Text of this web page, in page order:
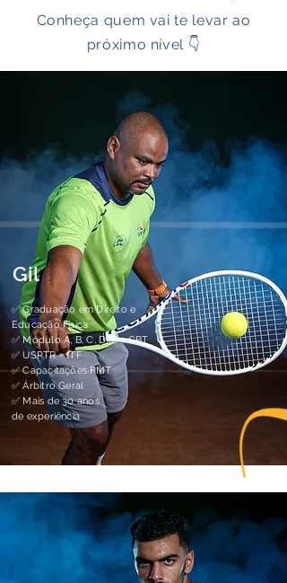
Conheça quem vai te levar ao
próximo nível 👇
Gil
✅ Graduação em Direito e
Educação Física
✅ Módulo A, B, C, D, E - CBT
✅ USPTR - ITF
✅ Capacitações FMT
✅ Árbitro Geral
✅ Mais de 30 anos
de experiência